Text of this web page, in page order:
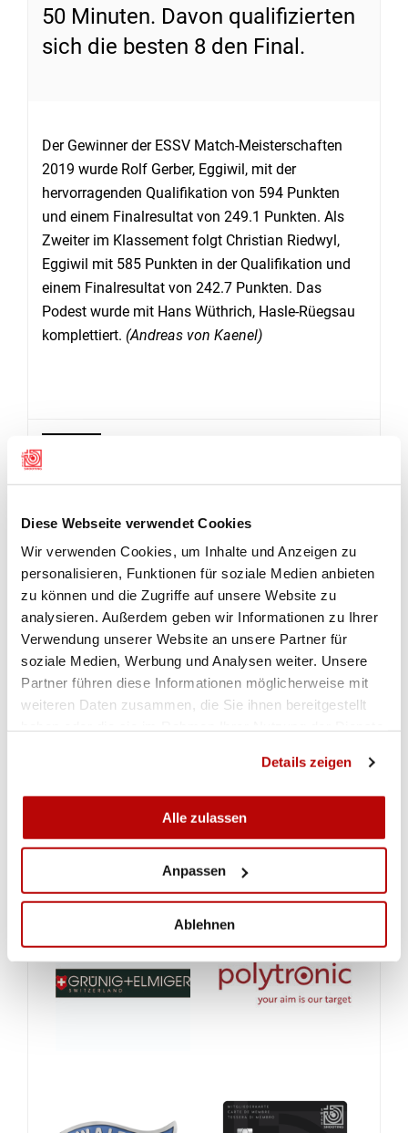
Diese Webseite verwendet Cookies
Wir verwenden Cookies, um Inhalte und Anzeigen zu
personalisieren, Funktionen für soziale Medien anbieten
zu können und die Zugriffe auf unsere Website zu
analysieren. Außerdem geben wir Informationen zu Ihrer
Verwendung unserer Website an unsere Partner für
soziale Medien, Werbung und Analysen weiter. Unsere
Partner führen diese Informationen möglicherweise mit
weiteren Daten zusammen, die Sie ihnen bereitgestellt
Details zeigen
Alle zulassen
Anpassen
Ablehnen
50 Minuten. Davon qualifizierten
sich die besten 8 den Final.
Der Gewinner der ESSV Match-Meisterschaften
2019 wurde Rolf Gerber, Eggiwil, mit der
hervorragenden Qualifikation von 594 Punkten
und einem Finalresultat von 249.1 Punkten. Als
Zweiter im Klassement folgt Christian Riedwyl,
Eggiwil mit 585 Punkten in der Qualifikation und
einem Finalresultat von 242.7 Punkten. Das
Podest wurde mit Hans Wüthrich, Hasle-Rüegsau
komplettiert. (Andreas von Kaenel)